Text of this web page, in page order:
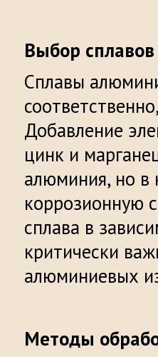
Выбор сплавов
Сплавы
Добавление
цинк и
алюминия, но в
коррозионную
сплава в
критически
алюминиевых
Методы